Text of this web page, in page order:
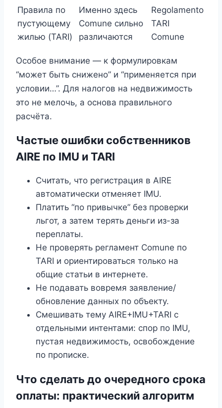
Правила по
пустующему
жилью (TARI)
Именно здесь
Comune сильно
различаются
Regolamento
TARI
Comune
Особое внимание — к формулировкам
“может быть снижено” и “применяется при
условии…”. Для налогов на недвижимость
это не мелочь, а основа правильного
расчёта.
Частые ошибки собственников
AIRE по IMU и TARI
Считать, что регистрация в AIRE
автоматически отменяет IMU.
Платить “по привычке” без проверки
льгот, а затем терять деньги из-за
переплаты.
Не проверять регламент Comune по
TARI и ориентироваться только на
общие статьи в интернете.
Не подавать вовремя заявление/
обновление данных по объекту.
Смешивать тему AIRE+IMU+TARI с
отдельными интентами: спор по IMU,
пустая недвижимость, освобождение
по прописке.
Что сделать до очередного срока
оплаты: практический алгоритм